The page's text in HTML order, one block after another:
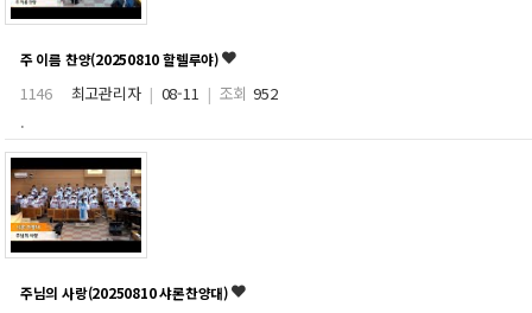
주 이름 찬양(20250810 할렐루야)
1146 최고관리자 | 08-11 | 조회 952
.
주님의 사랑(20250810 샤론찬양대)